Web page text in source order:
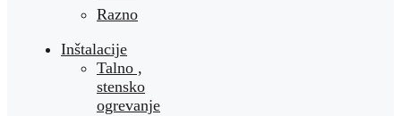
Razno
Inštalacije
Talno ,
stensko
ogrevanje